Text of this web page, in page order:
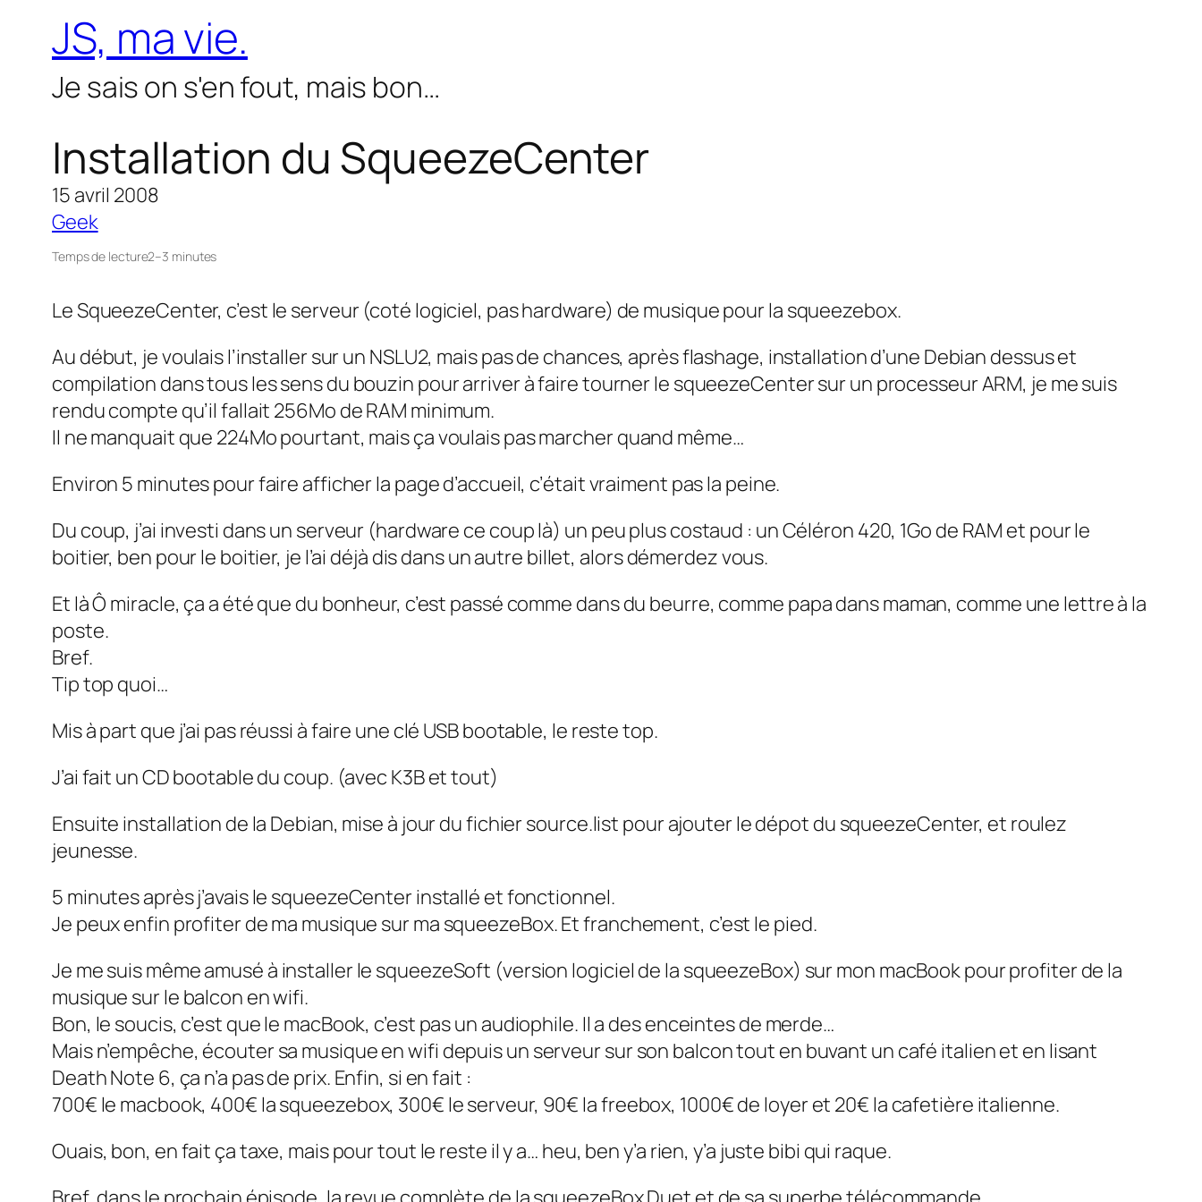
contenu
JS, ma vie.
Je sais on s'en fout, mais bon…
Installation du SqueezeCenter
15 avril 2008
Geek
Temps de lecture2–3 minutes
Le SqueezeCenter, c’est le serveur (coté logiciel, pas hardware) de musique pour la squeezebox.
Au début, je voulais l’installer sur un NSLU2, mais pas de chances, après flashage, installation d’une Debian dessus et
compilation dans tous les sens du bouzin pour arriver à faire tourner le squeezeCenter sur un processeur ARM, je me suis
rendu compte qu’il fallait 256Mo de RAM minimum.
Il ne manquait que 224Mo pourtant, mais ça voulais pas marcher quand même…
Environ 5 minutes pour faire afficher la page d’accueil, c’était vraiment pas la peine.
Du coup, j’ai investi dans un serveur (hardware ce coup là) un peu plus costaud : un Céléron 420, 1Go de RAM et pour le
boitier, ben pour le boitier, je l’ai déjà dis dans un autre billet, alors démerdez vous.
Et là Ô miracle, ça a été que du bonheur, c’est passé comme dans du beurre, comme papa dans maman, comme une lettre à la
poste.
Bref.
Tip top quoi…
Mis à part que j’ai pas réussi à faire une clé USB bootable, le reste top.
J’ai fait un CD bootable du coup. (avec K3B et tout)
Ensuite installation de la Debian, mise à jour du fichier source.list pour ajouter le dépot du squeezeCenter, et roulez
jeunesse.
5 minutes après j’avais le squeezeCenter installé et fonctionnel.
Je peux enfin profiter de ma musique sur ma squeezeBox. Et franchement, c’est le pied.
Je me suis même amusé à installer le squeezeSoft (version logiciel de la squeezeBox) sur mon macBook pour profiter de la
musique sur le balcon en wifi.
Bon, le soucis, c’est que le macBook, c’est pas un audiophile. Il a des enceintes de merde…
Mais n’empêche, écouter sa musique en wifi depuis un serveur sur son balcon tout en buvant un café italien et en lisant
Death Note 6, ça n’a pas de prix. Enfin, si en fait :
700€ le macbook, 400€ la squeezebox, 300€ le serveur, 90€ la freebox, 1000€ de loyer et 20€ la cafetière italienne.
Ouais, bon, en fait ça taxe, mais pour tout le reste il y a… heu, ben y’a rien, y’a juste bibi qui raque.